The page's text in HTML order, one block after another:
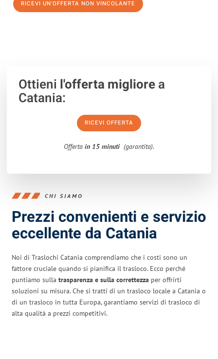
RICEVI UN'OFFERTA NON VINCOLANTE
Ottieni l'offerta migliorea
Catania:
RICEVI OFFERTA
Offerta in 15 minuti (garantita).
CHI SIAMO
Prezzi convenienti e servizio
eccellente da Catania
Noi di Traslochi Catania comprendiamo che i costi sono un
fattore cruciale quando si pianifica il trasloco. Ecco perché
puntiamo sulla trasparenza e sulla correttezza per offrirti
soluzioni su misura. Che si tratti di un trasloco locale a Catania o
di un trasloco in tutta Europa, garantiamo servizi di trasloco di
alta qualità a prezzi competitivi.